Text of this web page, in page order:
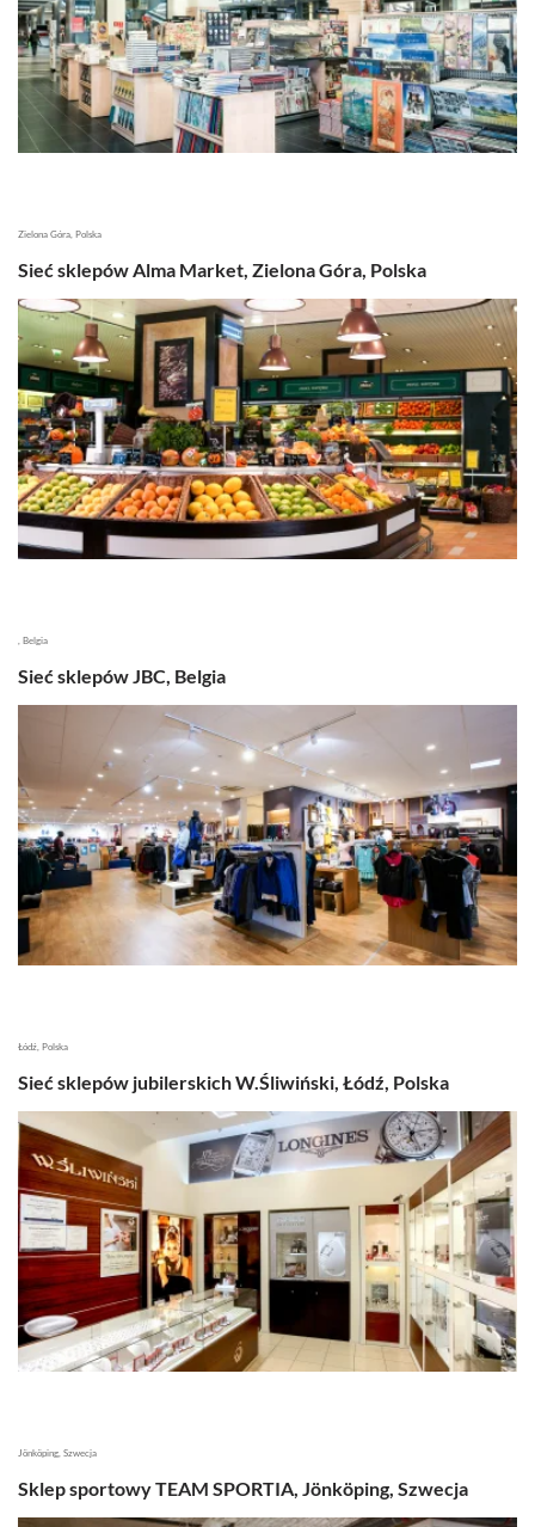
Zielona Góra, Polska
Sieć sklepów Alma Market, Zielona Góra, Polska
, Belgia
Sieć sklepów JBC, Belgia
Łódź, Polska
Sieć sklepów jubilerskich W.Śliwiński, Łódź, Polska
Jönköping, Szwecja
Sklep sportowy TEAM SPORTIA, Jönköping, Szwecja